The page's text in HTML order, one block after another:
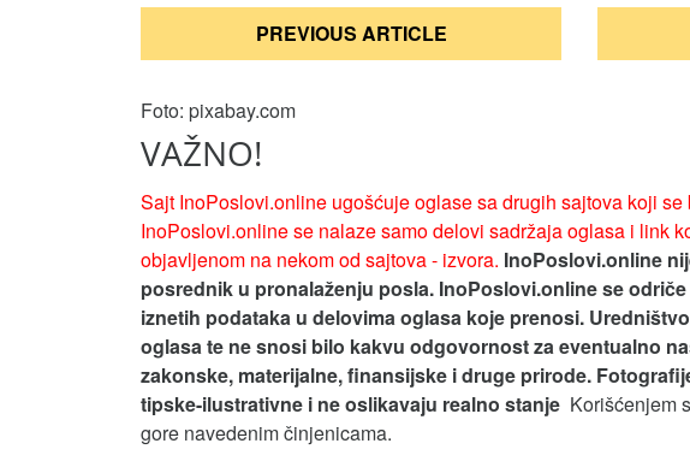
Кретање
PREVIOUS ARTICLE
Foto: pixabay.com
VAŽNO!
Sajt InoPoslovi.online ugošćuje oglase sa drugih sajtova koji
InoPoslovi.online se nalaze samo delovi sadržaja oglasa i link
objavljenom na nekom od sajtova - izvora. InoPoslovi.online
posrednik u pronalaženju posla. InoPoslovi.online se
iznetih podataka u delovima oglasa koje prenosi.
oglasa te ne snosi bilo kakvu odgovornost za eventualno
zakonske, materijalne, finansijske i druge prirode.
tipske-ilustrativne i ne oslikavaju realno stanje Korišćenjem
gore navedenim činjenicama.